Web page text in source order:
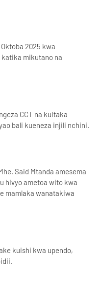
2025 kwa
mikutano na
CCT na kuitaka
bali kueneza injili nchini.
Said Mtanda amesema
hivyo ametoa wito kwa
mamlaka wanatakiwa
kuishi kwa upendo,